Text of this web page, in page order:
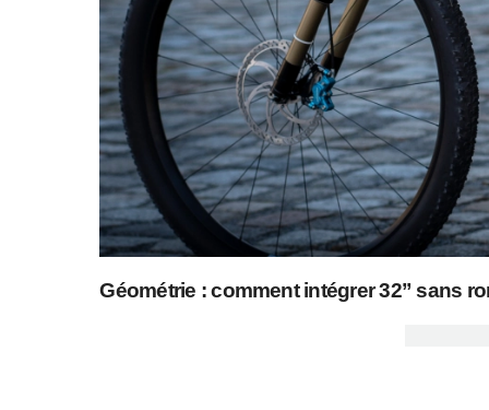
Géométrie : comment intégrer 32” sans